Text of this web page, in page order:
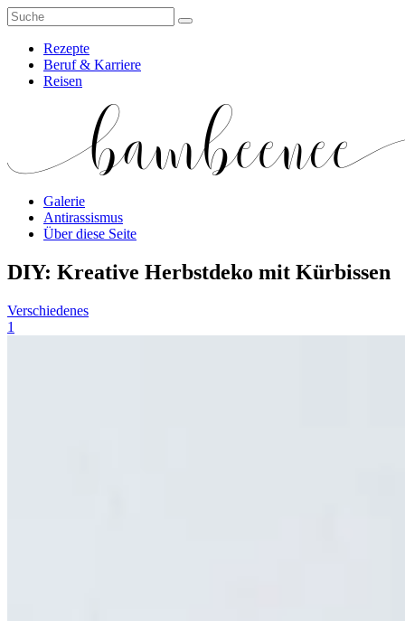
Rezepte
Beruf & Karriere
Reisen
Galerie
Antirassismus
Über diese Seite
DIY: Kreative Herbstdeko mit Kürbissen
Verschiedenes
1